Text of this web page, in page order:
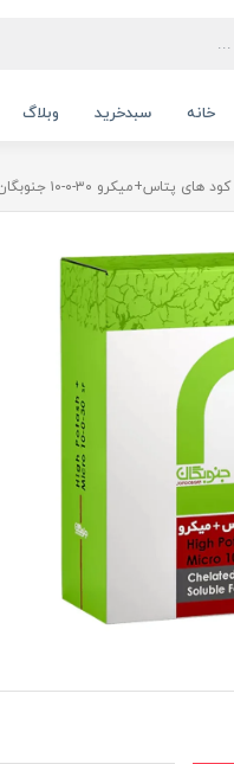
خانه سبدخرید وبلاگ
کود های پتاس+میکرو ۳۰-۰-۱۰ جنوبگان